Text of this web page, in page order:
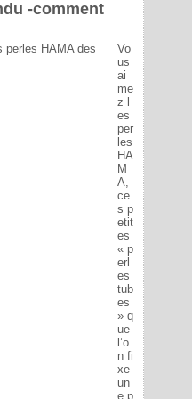
-comment
Vo
us
ai
me
z l
es
per
les
HA
M
A,
ce
s p
etit
es
« p
erl
es
tub
es
» q
ue
l’o
n fi
xe
un
e p